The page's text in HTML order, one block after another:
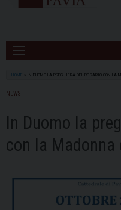
HOME IN DUOMO LA PREGHIERA DEL ROSARIO CON LA
NEWS
In Duomo la
con la Madonna